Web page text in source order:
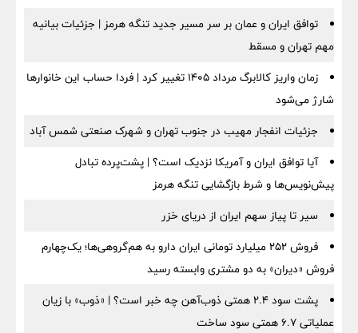
توافق ایران و عمان بر سر مسیر جدید تنگه هرمز | جزئیات بیانیه
مهم تهران و مسقط
زمان واریز کالابرگ مرداد ۱۴۰۵ تغییر کرد | فردا حساب این خانوارها
شارژ می‌شود
جزئیات انفجار مهیب در جنوب تهران و شهرک صنعتی شمس آباد
آیا توافق ایران و آمریکا نزدیک است؟ | پشت‌پرده تبادل
پیش‌نویس‌ها و شرط بازگشایی تنگه هرمز
سیر تا پیاز سهم ایران از دریای خزر
فروش ۲۵۲ میلیارد تومانی ایران دارو به هم‌گروهی‌ها؛ یک‌چهارم
فروش «دیران» به دو مشتری وابسته رسید
پشت سود ۲.۴ همتی ذوب‌آهن چه خبر است؟ | «ذوب» با زیان
عملیاتی ۶.۷ همتی سود ساخت